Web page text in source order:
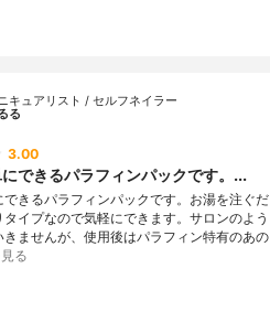
キュアリスト / セルフネイラー
る
3.00
できるパラフィンパックです。...
できるパラフィンパックです。お湯を注ぐだ
タイプなので気軽にできます。サロンのよう
きませんが、使用後はパラフィン特有のあの
る